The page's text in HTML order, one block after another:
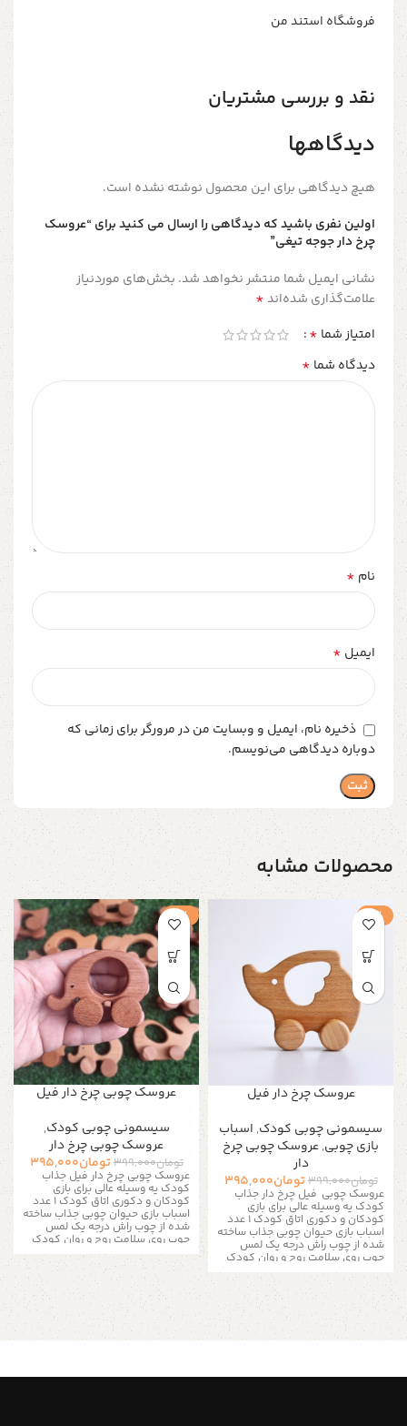
فروشگاه استند من
نقد و بررسی مشتریان
دیدگاهها
هیچ دیدگاهی برای این محصول نوشته نشده است.
اولین نفری باشید که دیدگاهی را ارسال می کنید برای “عروسک
چرخ دار جوجه تیغی”
نشانی ایمیل شما منتشر نخواهد شد. بخش‌های موردنیاز
علامت‌گذاری شده‌اند*
امتیاز شما *
دیدگاه شما *
نام *
ایمیل *
ذخیره نام، ایمیل و وبسایت من در مرورگر برای زمانی که
دوباره دیدگاهی می‌نویسم.
محصولات مشابه
-1%
عروسک چرخ دار فیل
سیسمونی چوبی کودک, اسباب
بازی چوبی,عروسک چوبی چرخ
دار
تومان399,000تومان395,000
عروسک چوبی فیل چرخ دار جذاب
کودک یه وسیله عالی برای بازی
کودکان و دکوری اتاق کودک ۱ عدد
اسباب بازی حیوان چوبی جذاب ساخته
شده از چوب راش درجه یک لمس
چوب روی سلامت روح و روان کودک
بسیار تاثیر دارد دارد. چوب بخشی از
طبیعت است. عروسک چوبی، جزئی از
طبیعت که قابل برگشت به طبیعت
است. در مقابل اسباب بازی های
چوبی، مافیای اسباب بازی پلاستیکی
قرار دارد. اما آیا تا به حال به عبارت
-1%
عروسک چوبی چرخ دار فیل
سیسمونی چوبی کودک,
عروسک چوبی چرخ دار
تومان399,000تومان395,000
عروسک چوبی چرخ دار فیل جذاب
کودک یه وسیله عالی برای بازی
کودکان و دکوری اتاق کودک ۱ عدد
اسباب بازی حیوان چوبی جذاب ساخته
شده از چوب راش درجه یک لمس
چوب روی سلامت روح و روان کودک
بسیار تاثیر دارد دارد. چوب بخشی از
طبیعت است. عروسک چوبی، جزئی از
طبیعت که قابل برگشت به طبیعت
است. در مقابل اسباب بازی های
چوبی، مافیای اسباب بازی پلاستیکی
قرار دارد. اما آیا تا به حال به عبارت
Free BPA روی اسباب بازی پلاستکی
که برای کودکتان میخرید دقت کرده
بیسفنول آ (BPA) است پس انتخاب